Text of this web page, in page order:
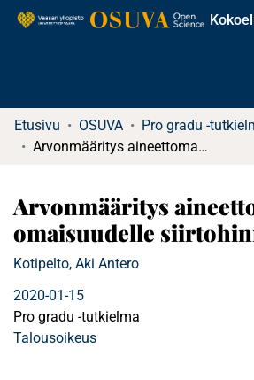
Etusivu OSUVA
Arvonmääritys aineettomalle omaisuudelle siirtohinnoittelussa
Arvonmääritys
omaisuudelle
Kotipelto, Aki Antero
2020-01-15
Pro gradu -tutkielma
Talousoikeus